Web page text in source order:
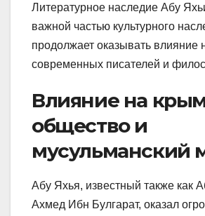
Литературное наследие Абу
важной частью культурного
продолжает оказывать влияние
современных писателей и
Влияние на
общество и
мусульманский
Абу Яхья, известный также как
Ахмед Ибн Булгарат, оказал